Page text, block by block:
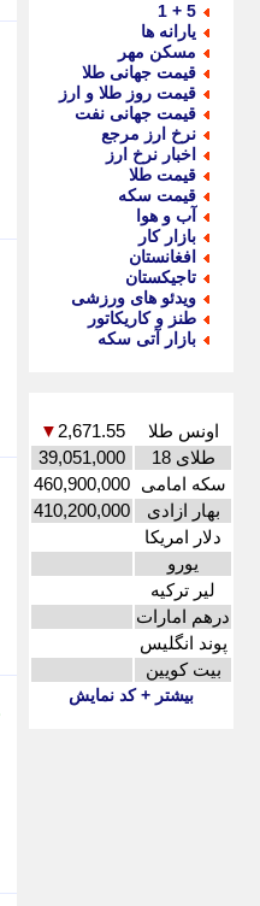
5 + 1
یارانه ها
مسکن مهر
قیمت جهانی طلا
قیمت روز طلا و ارز
قیمت جهانی نفت
نرخ ارز مرجع
اخبار نرخ ارز
قیمت طلا
قیمت سکه
آب و هوا
بازار کار
افغانستان
تاجیکستان
ویدئو های ورزشی
طنز و کاریکاتور
بازار آتی سکه
اونس طلا 2,671.55
▼
طلای 18
39,051,000
سکه امامی 460,900,000
بهار ازادی
410,200,000
دلار امریکا
یورو
لیر ترکیه
درهم امارات
پوند انگلیس
بیت کویین
بیشتر + کد نمایش